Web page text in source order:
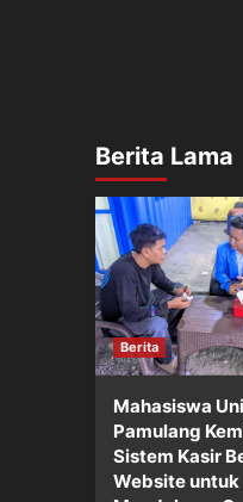
Berita Lama
Berita
Mahasiswa
Pamulang
Sistem Kasir
Website untuk